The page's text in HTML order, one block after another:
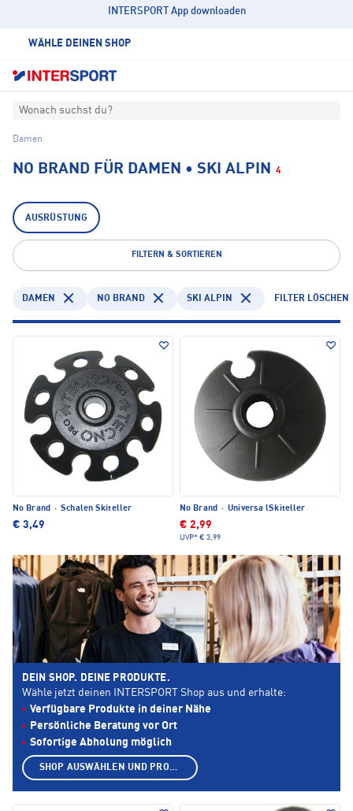
INTERSPORT App downloaden
WÄHLE DEINEN SHOP
Wonach suchst du?
Damen
NO BRAND FÜR DAMEN • SKI ALPIN 4
AUSRÜSTUNG
FILTERN & SORTIEREN
DAMEN NO BRAND SKI ALPIN FILTER LÖSCHEN
No Brand · Schalen Skiteller
€ 3,49
No Brand · Universa lSkiteller
€ 2,99
UVP* € 3,99
DEIN SHOP. DEINE PRODUKTE.
Wähle jetzt deinen INTERSPORT Shop aus und erhalte:
Verfügbare Produkte in deiner Nähe
Persönliche Beratung vor Ort
Sofortige Abholung möglich
SHOP AUSWÄHLEN UND PRODUKTE ANZEIGEN